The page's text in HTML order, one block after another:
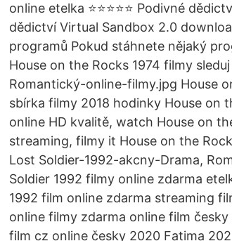
online etelka ⭐⭐⭐⭐⭐ Podivné
dědictví Virtual Sandbox 2.0
programů Pokud stáhnete nějaký
House on the Rocks 1974 filmy
Romantický-online-filmy.jpg House
sbírka filmy 2018 hodinky House on
online HD kvalitě, watch House on
streaming, filmy it House on the
Lost Soldier-1992-akcny-Drama,
Soldier 1992 filmy online zdarma
1992 film online zdarma streaming
online filmy zdarma online film
film cz online česky 2020 Fatima